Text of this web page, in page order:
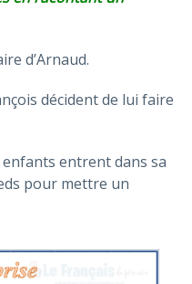
d’Arnaud.
décident de lui faire
entrent dans sa
pour mettre un